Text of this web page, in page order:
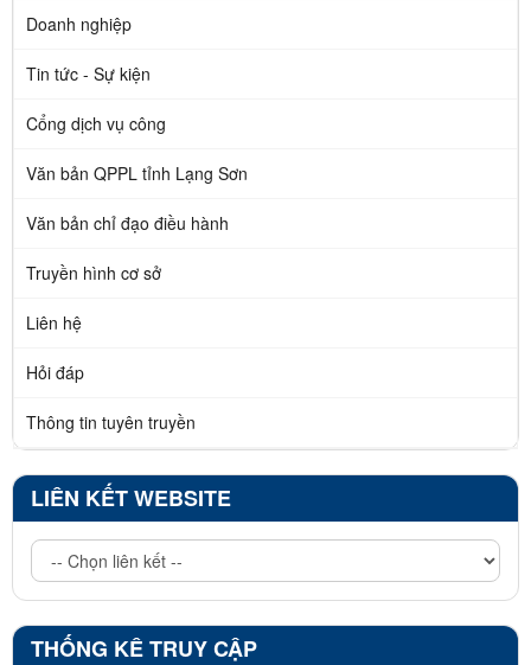
Doanh nghiệp
Tin tức - Sự kiện
Cổng dịch vụ công
Văn bản QPPL tỉnh Lạng Sơn
Văn bản chỉ đạo điều hành
Truyền hình cơ sở
Liên hệ
Hỏi đáp
Thông tin tuyên truyền
LIÊN KẾT WEBSITE
THỐNG KÊ TRUY CẬP